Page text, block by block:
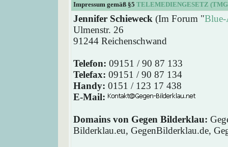
Impressum gemäß §5 TELEMEDIENGESETZ
Jennifer Schieweck (Im Forum "
Ulmenstr. 26
91244 Reichenschwand
Telefon: 09151 / 90 87 133
Telefax: 09151 / 90 87 134
Handy: 0151 / 123 17 438
E-Mail:
Domains von Gegen Bilderklau:
Bilderklau.eu, GegenBilderklau.de,